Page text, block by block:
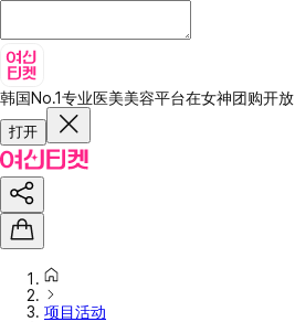
韩国No.1专业医美美容平台在女神团购开放
打开
项目活动